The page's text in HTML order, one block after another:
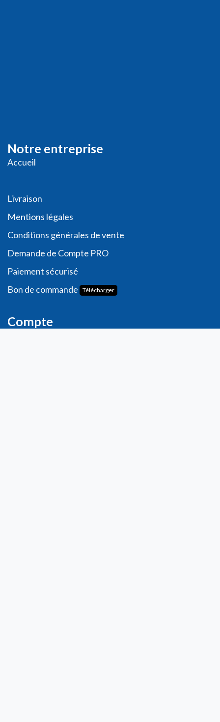
Notre entreprise
Accueil
Livraison
Mentions légales
Conditions générales de vente
Demande de Compte PRO
Paiement sécurisé
Bon de commande
Télécharger
Compte